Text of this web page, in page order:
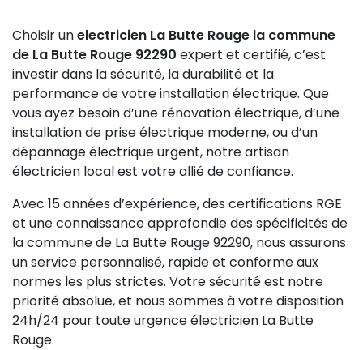
savoir-faire dans ces contextes spécifiques.
RGE, ce qui atteste du respect des normes
environnementales et de qualité. Enfin, un suivi après
intervention et une maintenance électrique régulière
assurent la pérennité et la sécurité de vos
installations.
Choisir unelectricien La Butte Rouge la commune
de La Butte Rouge 92290 expert et certifié, c’est
investir dans la sécurité, la durabilité et la
performance de votre installation électrique. Que
vous ayez besoin d’une rénovation électrique, d’une
installation de prise électrique moderne, ou d’un
dépannage électrique urgent, notre artisan
électricien local est votre allié de confiance.
Avec 15 années d’expérience, des certifications RGE
et une connaissance approfondie des spécificités de
la commune de La Butte Rouge 92290, nous assurons
un service personnalisé, rapide et conforme aux
normes les plus strictes. Votre sécurité est notre
priorité absolue, et nous sommes à votre disposition
24h/24 pour toute urgence électricien La Butte
Rouge.